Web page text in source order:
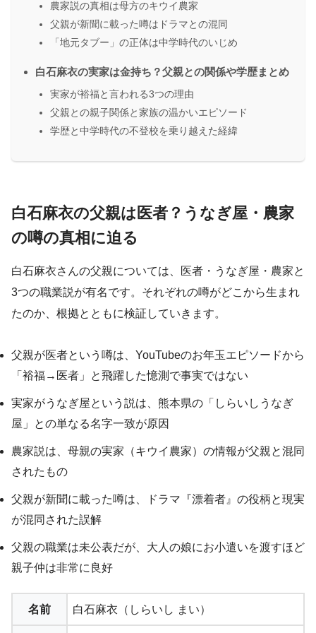
農家説の真相は母方のキウイ農家
父親が新聞に載った噂はドラマとの混同
「地元タブー」の正体は中学時代のいじめ
白石麻衣の実家は金持ち？父親との関係や学歴まとめ
実家が裕福と言われる3つの理由
父親との親子関係と家族の温かいエピソード
学歴と中学時代の不登校を乗り越えた経緯
白石麻衣の父親は医者？うなぎ屋・農家
の噂の真相に迫る
白石麻衣さんの父親については、医者・うなぎ屋・農家と
3つの職業説が有名です。それぞれの噂がどこから生まれ
たのか、根拠とともに検証していきます。
父親が医者という噂は、YouTubeのお年玉エピソードから
「裕福→医者」と飛躍した憶測で事実ではない
実家がうなぎ屋という説は、熊本県の「しらいしうなぎ
屋」との単なる名字一致が原因
農家説は、母親の実家（キウイ農家）の情報が父親と混同
されたもの
父親が新聞に載った噂は、ドラマ『漂着者』の役柄と現実
が混同された誤解
父親の職業は未公表だが、大人の娘にお小遣いを渡すほど
親子仲は非常に良好
名前 白石麻衣（しらいし まい）